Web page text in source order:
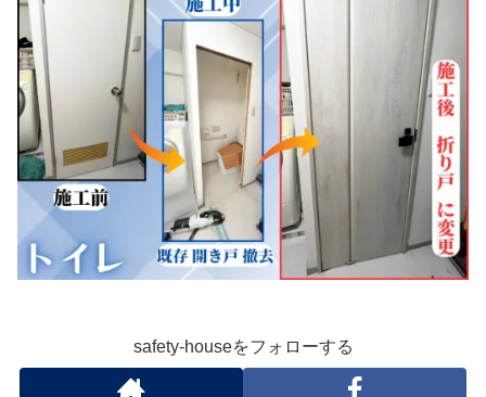
safety-houseをフォローする